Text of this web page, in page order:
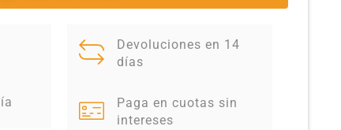
Devoluciones en 14
días
Paga en cuotas sin
intereses